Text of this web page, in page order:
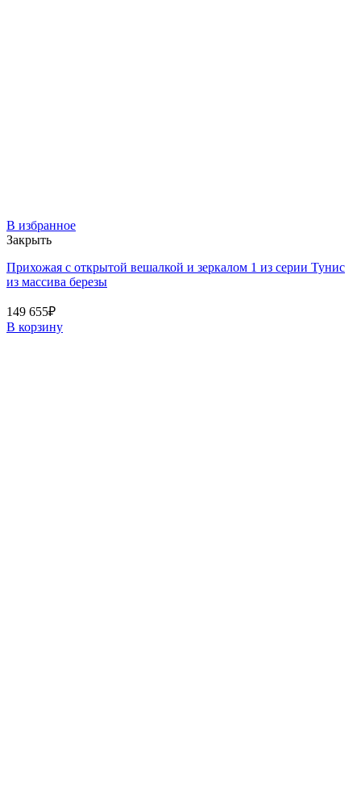
В избранное
Закрыть
Прихожая с открытой вешалкой и зеркалом 1 из серии Тунис
из массива березы
149 655₽
В корзину